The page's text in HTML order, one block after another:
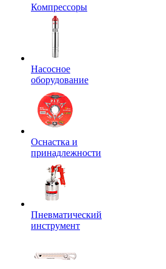
Компрессоры
Насосное
оборудование
Оснастка и
принадлежности
Пневматический
инструмент